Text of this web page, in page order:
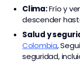
Clima:Frío y
descender
Salud y
Colombia,
seguridad,